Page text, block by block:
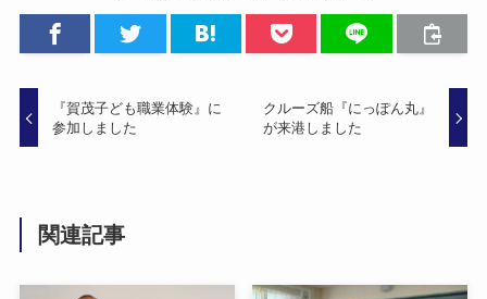
『賀茂子ども職業体験』に
参加しました
クルーズ船『にっぽん丸』
が来港しました
関連記事